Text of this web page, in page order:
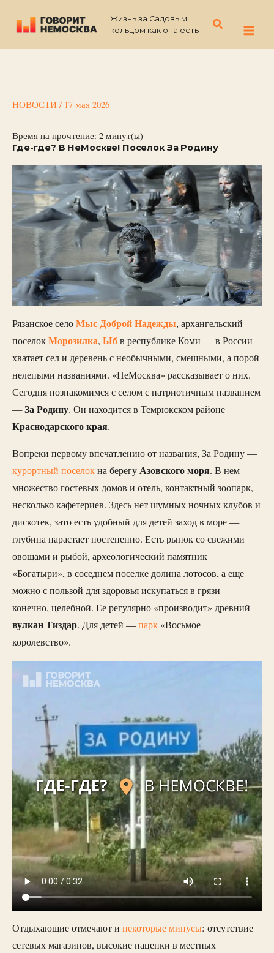
содержимому
Жизнь за Садовым
кольцом как она есть
Поиск
НОВОСТИ / 17 мая 2026
Время на прочтение: 2 минут(ы)
Где-где? В НеМоскве! Поселок За Родину
Рязанское селоМыс Доброй Надежды, архангельский
поселокМорозилка, Ыбв республике Коми — в России
хватает сел и деревень с необычными, смешными, а порой
нелепыми названиями. «НеМосква» рассказывает о них.
Сегодня познакомимся с селом с патриотичным названием
—За Родину. Он находится в Темрюкском районе
Краснодарского края.
Вопреки первому впечатлению от названия, За Родину —
курортный поселокна берегуАзовского моря. В нем
множество гостевых домов и отель, контактный зоопарк,
несколько кафетериев. Здесь нет шумных ночных клубов и
дискотек, зато есть удобный для детей заход в море —
глубина нарастает постепенно. Есть рынок со свежими
овощами и рыбой, археологический памятник
«Богатыри», в соседнем поселке долина лотосов, а еще
можно с пользой для здоровья искупаться в грязи —
конечно, целебной. Ее регулярно «производит» древний
вулкан Тиздар. Для детей —парк «Восьмое
королевство».
Отдыхающие отмечают и некоторые минусы: отсутствие
сетевых магазинов, высокие наценки в местных